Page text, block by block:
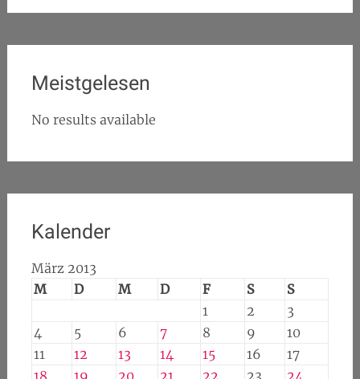
Meistgelesen
No results available
Kalender
März 2013
M
D M D F S
S
1
2
3
4
5 6 7 8 9
10
11
12 13 14 15 16
17
18
19 20 21 22 23
24